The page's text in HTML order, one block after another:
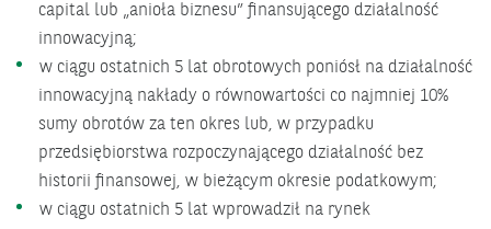
capital lub „anioła biznesu” finansującego działalność
innowacyjną;
w ciągu ostatnich 5 lat obrotowych poniósł na działalność
innowacyjną nakłady o równowartości co najmniej 10%
sumy obrotów za ten okres lub, w przypadku
przedsiębiorstwa rozpoczynającego działalność bez
historii finansowej, w bieżącym okresie podatkowym;
w ciągu ostatnich 5 lat wprowadził na rynek